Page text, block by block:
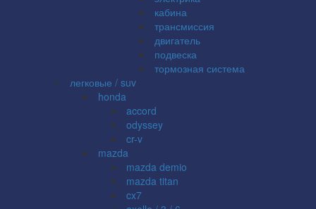
кабина
трансмиссия
двигатель
подвеска
тормозная система
легковые / suv
honda
accord
odyssey
cr-v
mazda
mazda demio
mazda titan
cx7